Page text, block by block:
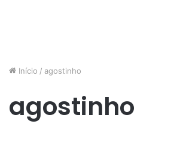
Início / agostinho
agostinho